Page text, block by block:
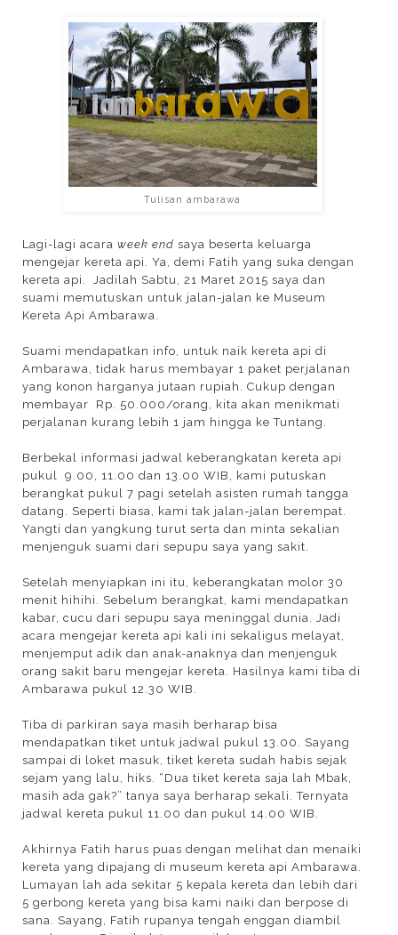
Tulisan ambarawa
Lagi-lagi acara week end saya beserta keluarga
mengejar kereta api. Ya, demi Fatih yang suka dengan
kereta api. Jadilah Sabtu, 21 Maret 2015 saya dan
suami memutuskan untuk jalan-jalan ke Museum
Kereta Api Ambarawa.
Suami mendapatkan info, untuk naik kereta api di
Ambarawa, tidak harus membayar 1 paket perjalanan
yang konon harganya jutaan rupiah. Cukup dengan
membayar Rp. 50.000/orang, kita akan menikmati
perjalanan kurang lebih 1 jam hingga ke Tuntang.
Berbekal informasi jadwal keberangkatan kereta api
pukul 9.00, 11.00 dan 13.00 WIB, kami putuskan
berangkat pukul 7 pagi setelah asisten rumah tangga
datang. Seperti biasa, kami tak jalan-jalan berempat.
Yangti dan yangkung turut serta dan minta sekalian
menjenguk suami dari sepupu saya yang sakit.
Setelah menyiapkan ini itu, keberangkatan molor 30
menit hihihi. Sebelum berangkat, kami mendapatkan
kabar, cucu dari sepupu saya meninggal dunia. Jadi
acara mengejar kereta api kali ini sekaligus melayat,
menjemput adik dan anak-anaknya dan menjenguk
orang sakit baru mengejar kereta. Hasilnya kami tiba di
Ambarawa pukul 12.30 WIB.
Tiba di parkiran saya masih berharap bisa
mendapatkan tiket untuk jadwal pukul 13.00. Sayang
sampai di loket masuk, tiket kereta sudah habis sejak
sejam yang lalu, hiks. “Dua tiket kereta saja lah Mbak,
masih ada gak?” tanya saya berharap sekali. Ternyata
jadwal kereta pukul 11.00 dan pukul 14.00 WIB.
Akhirnya Fatih harus puas dengan melihat dan menaiki
kereta yang dipajang di museum kereta api Ambarawa.
Lumayan lah ada sekitar 5 kepala kereta dan lebih dari
5 gerbong kereta yang bisa kami naiki dan berpose di
sana. Sayang, Fatih rupanya tengah enggan diambil